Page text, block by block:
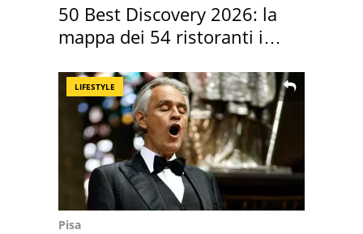
50 Best Discovery 2026: la
mappa dei 54 ristoranti in
LIFESTYLE
Pisa